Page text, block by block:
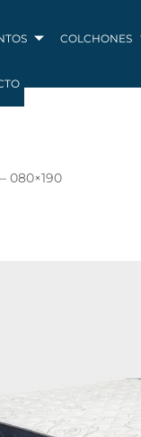
COLCHONES
080×190